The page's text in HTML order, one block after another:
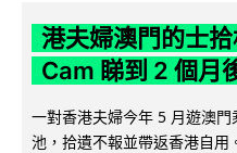
港夫婦澳門的士
Cam 睇到 2 個月
一對香港夫婦今年 5 月遊澳
池，拾遺不報並帶返香港自